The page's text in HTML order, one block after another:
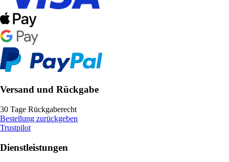
Versand und Rückgabe
30 Tage Rückgaberecht
Bestellung zurückgeben
Trustpilot
Dienstleistungen